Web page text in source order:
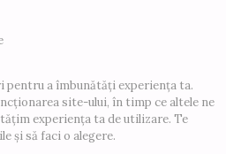
a îmbunătăți experiența ta.
site-ului, în timp ce altele ne
experiența ta de utilizare. Te
și să faci o alegere.